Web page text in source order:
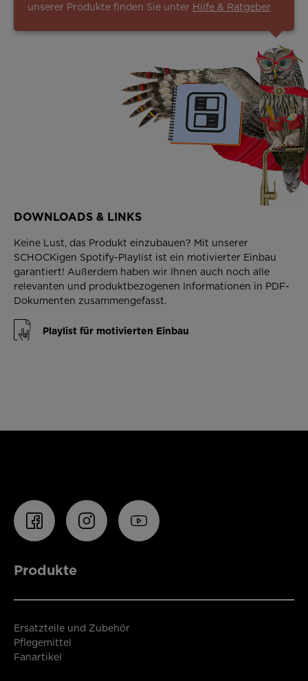
unserer Produkte finden Sie unter Hilfe & Ratgeber
DOWNLOADS & LINKS
Keine Lust, das Produkt einzubauen? Mit unserer
SCHOCKigen Spotify-Playlist ist ein motivierter Einbau
garantiert! Außerdem haben wir Ihnen auch noch alle
relevanten und produktbezogenen Informationen in PDF-
Dokumenten zusammengefasst.
Playlist für motivierten Einbau
Produkte
Ersatzteile und Zubehör
Pflegemittel
Fanartikel